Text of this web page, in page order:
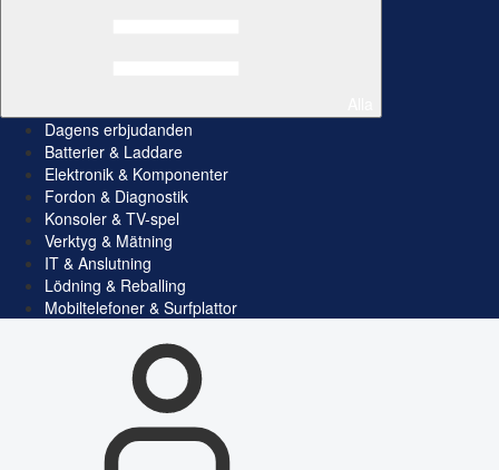
Dagens erbjudanden
Batterier & Laddare
Elektronik & Komponenter
Fordon & Diagnostik
Konsoler & TV-spel
Verktyg & Mätning
IT & Anslutning
Lödning & Reballing
Mobiltelefoner & Surfplattor